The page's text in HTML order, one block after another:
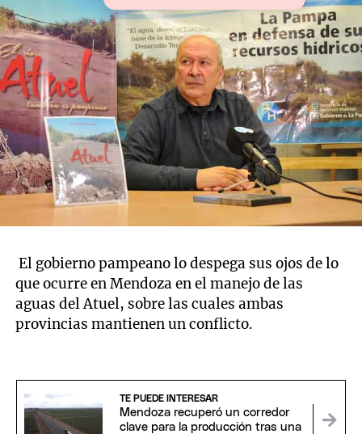
El gobierno pampeano lo despega sus ojos de lo
que ocurre en Mendoza en el manejo de las
aguas del Atuel, sobre las cuales ambas
provincias mantienen un conflicto.
TE PUEDE INTERESAR
Mendoza recuperó un corredor
clave para la producción tras una